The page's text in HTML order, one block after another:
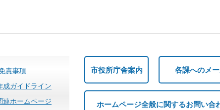
責事項
成ガイドライン
連ホームページ
市役所庁舎案内 各課へのメ
ホームページ全般に関するお問い合